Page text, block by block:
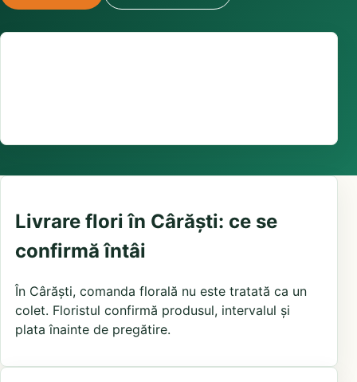
Livrare flori în Cârăști: ce se
confirmă întâi
În Cârăști, comanda florală nu este tratată ca un
colet. Floristul confirmă produsul, intervalul și
plata înainte de pregătire.